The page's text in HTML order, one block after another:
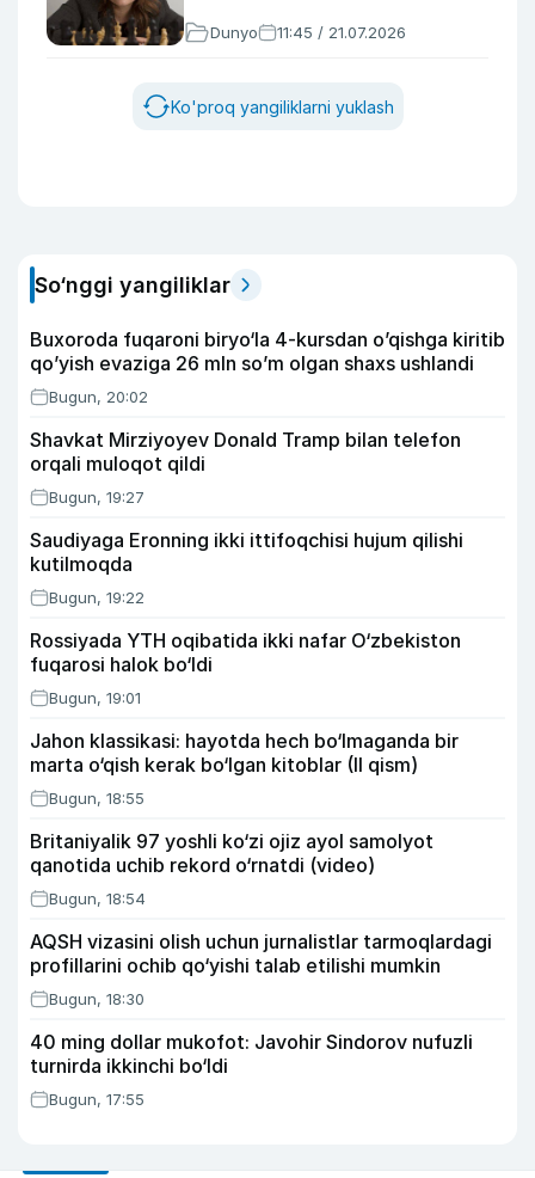
Dunyo 11:45 / 21.07.2026
Ko'proq yangiliklarni yuklash
So‘nggi yangiliklar
Buxoroda fuqaroni biryo‘la 4-kursdan o’qishga kiritib
qo’yish evaziga 26 mln so’m olgan shaxs ushlandi
Bugun, 20:02
Shavkat Mirziyoyev Donald Tramp bilan telefon
orqali muloqot qildi
Bugun, 19:27
Saudiyaga Eronning ikki ittifoqchisi hujum qilishi
kutilmoqda
Bugun, 19:22
Rossiyada YTH oqibatida ikki nafar O‘zbekiston
fuqarosi halok bo‘ldi
Bugun, 19:01
Jahon klassikasi: hayotda hech bo‘lmaganda bir
marta o‘qish kerak bo‘lgan kitoblar (II qism)
Bugun, 18:55
Britaniyalik 97 yoshli ko‘zi ojiz ayol samolyot
qanotida uchib rekord o‘rnatdi (video)
Bugun, 18:54
AQSH vizasini olish uchun jurnalistlar tarmoqlardagi
profillarini ochib qo‘yishi talab etilishi mumkin
Bugun, 18:30
40 ming dollar mukofot: Javohir Sindorov nufuzli
turnirda ikkinchi bo‘ldi
Bugun, 17:55